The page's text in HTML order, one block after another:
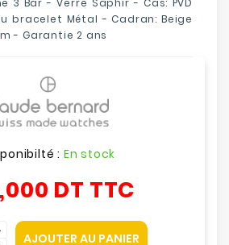
3 Bar - Verre Saphir - Cas: PVD
bracelet Métal - Cadran: Beige
- Garantie 2 ans
: En stock
DT TTC
AJOUTER AU PANIER